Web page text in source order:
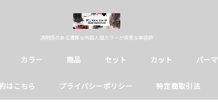
透明感のある濃厚な外国人風カラーが得意な美容師
カラー 商品 セット カット パーマ
はこちら プライバシーポリシー 特定商取引法